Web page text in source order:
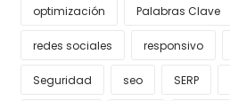
optimización Palabras Clave
redes sociales responsivo
Seguridad seo SERP